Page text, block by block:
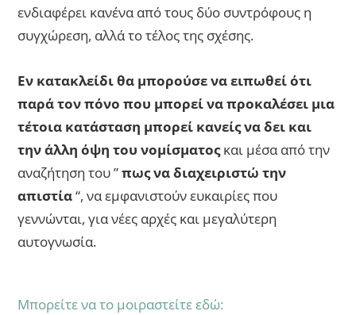
ενδιαφέρει κανένα από τους δύο συντρόφους η
συγχώρεση, αλλά το τέλος της σχέσης.
Εν κατακλείδι θα μπορούσε να ειπωθεί ότι
παρά τον πόνο που μπορεί να προκαλέσει μια
τέτοια κατάσταση μπορεί κανείς να δει και
την άλλη όψη του νομίσματοςκαι μέσα από την
αναζήτηση του ”πως να διαχειριστώ την
απιστία“, να εμφανιστούν ευκαιρίες που
γεννώνται, για νέες αρχές και μεγαλύτερη
αυτογνωσία.
Μπορείτε να το μοιραστείτε εδώ: